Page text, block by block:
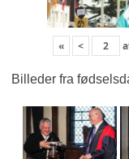
« <
Billeder fra